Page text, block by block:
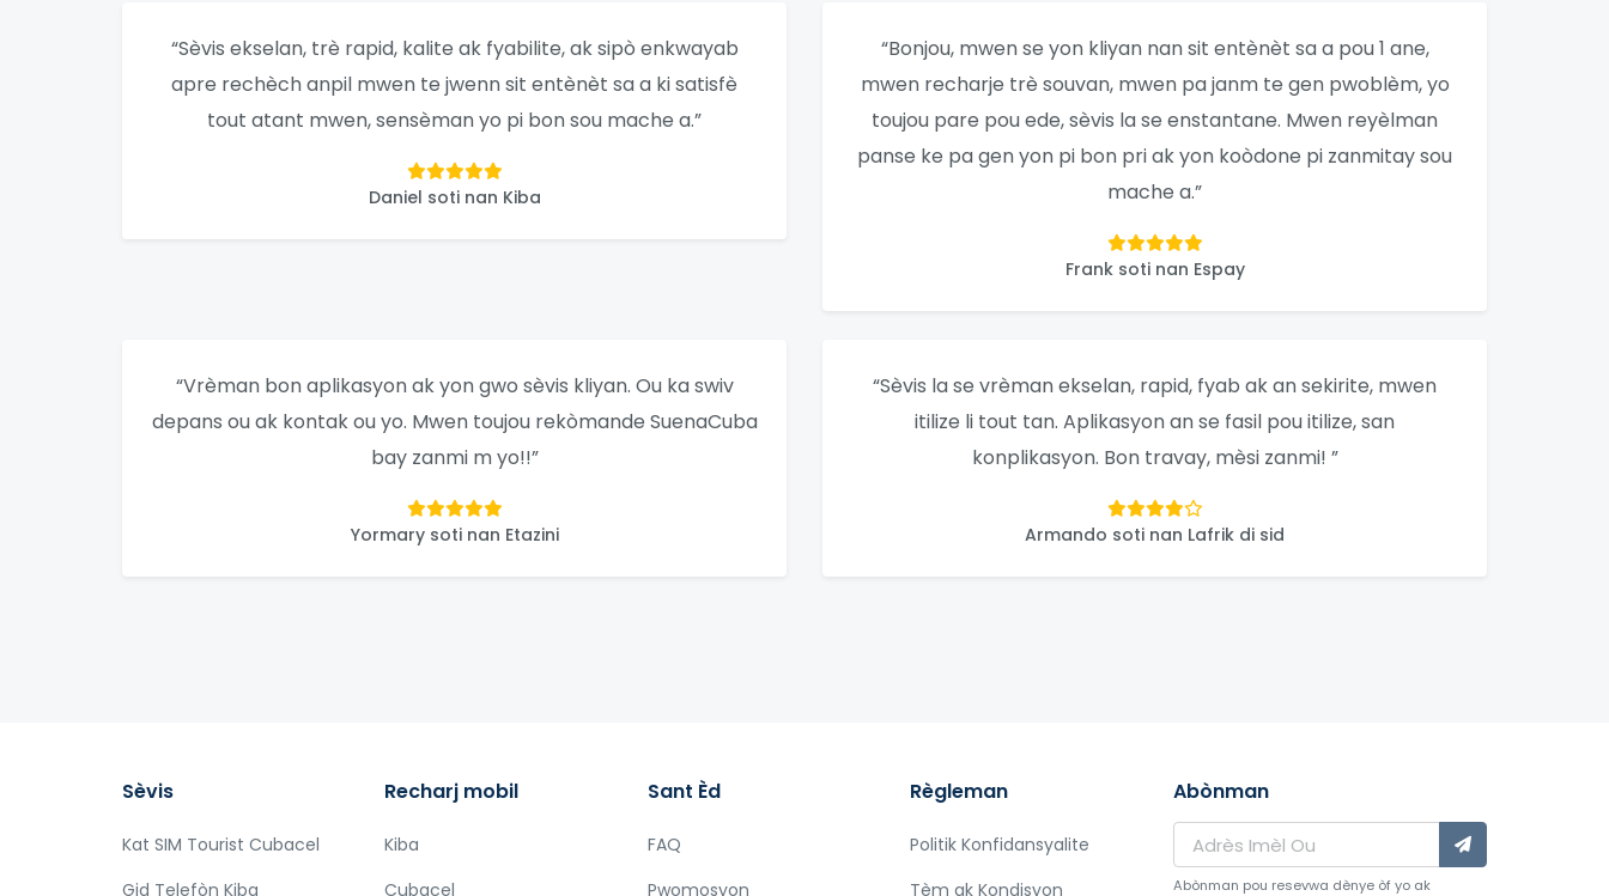
“Sèvis ekselan, trè rapid, kalite ak fyabilite, ak sipò enkwayab
apre rechèch anpil mwen te jwenn sit entènèt sa a ki satisfè
tout atant mwen, sensèman yo pi bon sou mache a.”
Daniel soti nan Kiba
“Bonjou, mwen se yon kliyan nan sit entènèt sa a pou 1 ane,
mwen recharje trè souvan, mwen pa janm te gen pwoblèm, yo
toujou pare pou ede, sèvis la se enstantane. Mwen reyèlman
panse ke pa gen yon pi bon pri ak yon koòdone pi zanmitay sou
mache a.”
Frank soti nan Espay
“Vrèman bon aplikasyon ak yon gwo sèvis kliyan. Ou ka swiv
depans ou ak kontak ou yo. Mwen toujou rekòmande SuenaCuba
bay zanmi m yo!!”
Yormary soti nan Etazini
“Sèvis la se vrèman ekselan, rapid, fyab ak an sekirite, mwen
itilize li tout tan. Aplikasyon an se fasil pou itilize, san
konplikasyon. Bon travay, mèsi zanmi! ”
Armando soti nan Lafrik di sid
Sèvis
Kat SIM Tourist Cubacel
Gid Telefòn Kiba
Recharj mobil
Kiba
Cubacel
Sant Èd
FAQ
Pwomosyon
Règleman
Politik Konfidansyalite
Tèm ak Kondisyon
Abònman
Abònman pou resevwa dènye òf yo ak